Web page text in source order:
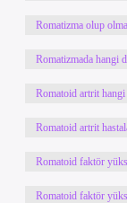
Romatizma olup
Romatizmada hangi
Romatoid artrit
Romatoid artrit
Romatoid faktör
Romatoid faktör